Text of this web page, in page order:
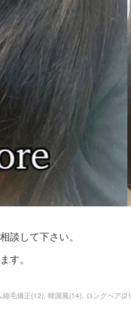
談して下さい。
す。
縮毛矯正(12) 韓国風(14) ロングヘア(21